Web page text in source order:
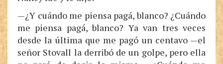
—¿Y cuándo me piensa pagá, blanco? ¿Cuándo
me piensa pagá, blanco? Ya van tres veces
desde la última que me pagó un centavo —el
señor Stovall la derribó de un golpe, pero ella